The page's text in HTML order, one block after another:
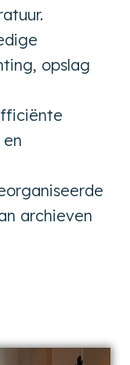
opslag
archieven